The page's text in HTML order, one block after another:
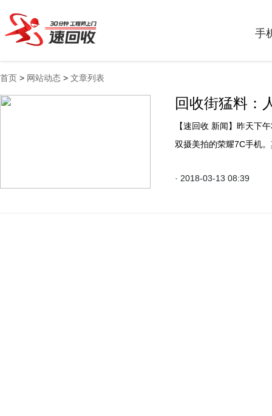
手
首页 > 网站动态 > 文章列表
回收街猛料：
【速回收 新闻】昨天下午3点荣耀在北京召开发布会，正式发布了主打Face识别及
双摄美拍的荣耀7C手机
· 2018-03-13 08:39